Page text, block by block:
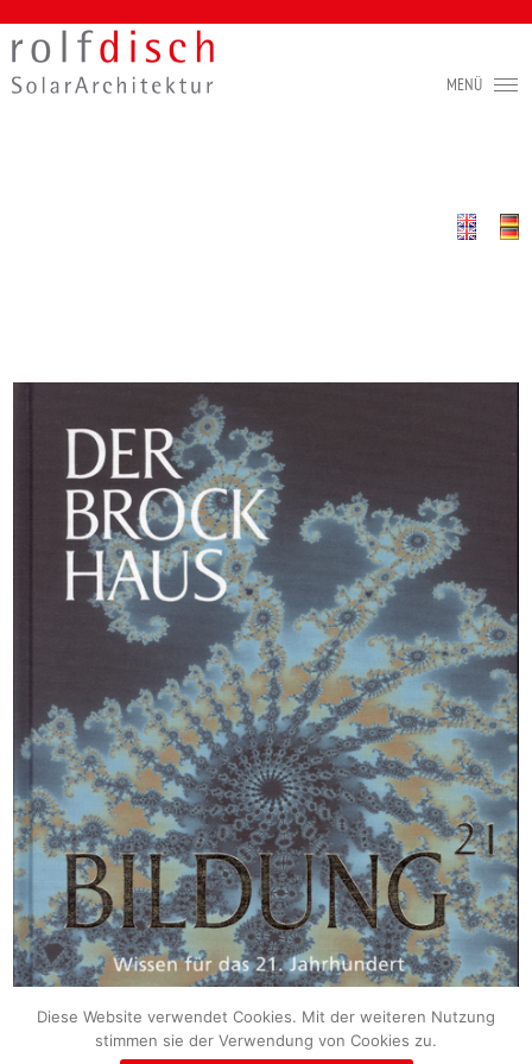
Diese Website verwendet Cookies. Mit der weiteren Nutzung
stimmen sie der Verwendung von Cookies zu.